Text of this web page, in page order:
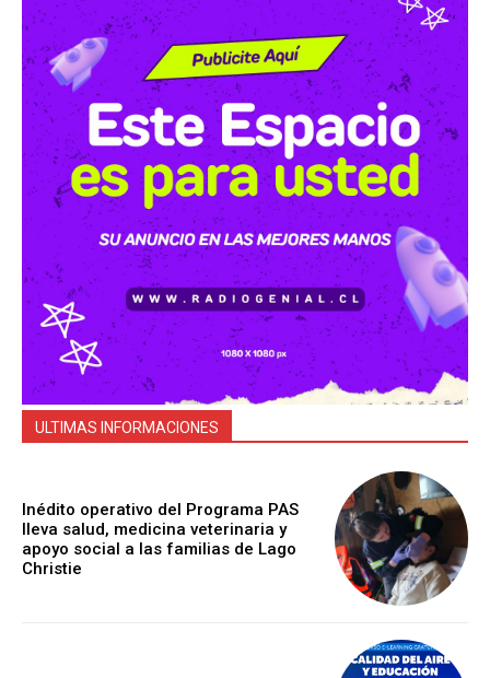
ULTIMAS INFORMACIONES
Inédito operativo del Programa PAS
lleva salud, medicina veterinaria y
apoyo social a las familias de Lago
Christie